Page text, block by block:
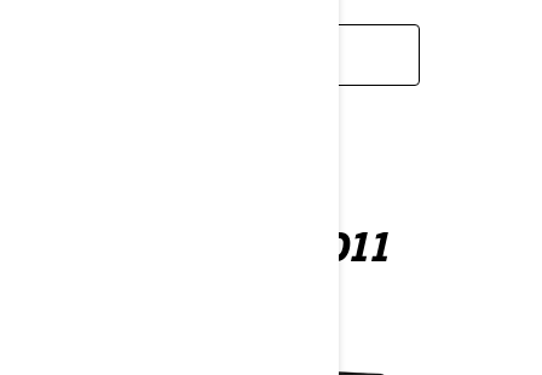
TRAXTER HD11